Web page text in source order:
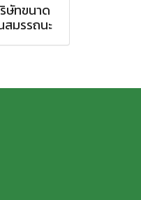
ษัทขนาด
มรรถนะ